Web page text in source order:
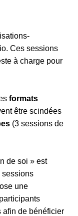
Ces sessions
à charge pour
formats
être scindées
(3 sessions de
de soi » est
sessions
une
afin de bénéficier